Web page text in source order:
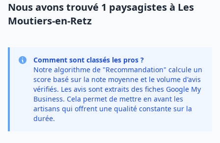
Nous avons trouvé 1 paysagistes à Les
Moutiers-en-Retz
Comment sont classés les pros ?
Notre algorithme de "Recommandation" calcule un
score basé sur la note moyenne et le volume d'avis
vérifiés. Les avis sont extraits des fiches Google My
Business. Cela permet de mettre en avant les
artisans qui offrent une qualité constante sur la
durée.